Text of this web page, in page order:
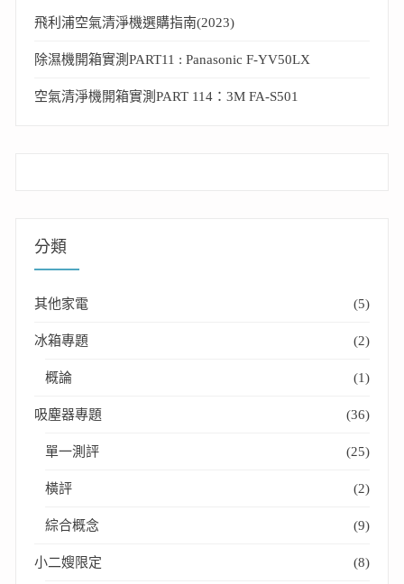
飛利浦空氣清淨機選購指南(2023)
除濕機開箱實測PART11 : Panasonic F-YV50LX
空氣清淨機開箱實測PART 114：3M FA-S501
分類
其他家電 (5)
冰箱專題 (2)
概論 (1)
吸塵器專題 (36)
單一測評 (25)
橫評 (2)
綜合概念 (9)
小二嫂限定 (8)